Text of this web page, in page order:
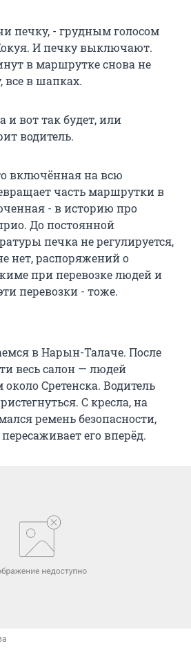
печку, - грудным голосом
И печку выключают.
в маршрутке снова не
все в шапках.
вот так будет, или
водитель.
включённая на всю
часть маршрутки в
- в историю про
До постоянной
печка не регулируется,
нет, распоряжений о
при перевозке людей и
перевозки - тоже.
в Нарын-Талаче. После
весь салон — людей
Сретенска. Водитель
С кресла, на
ремень безопасности,
его вперёд.